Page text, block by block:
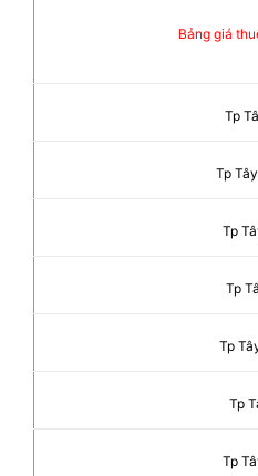
Bảng giá
Tp
Tp
Tp
Tp
Tp
Tp
Tp